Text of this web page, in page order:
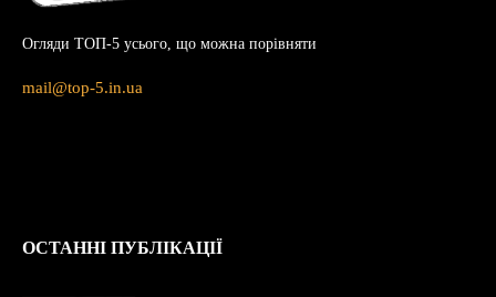
Огляди ТОП-5 усього, що можна порівняти
mail@top-5.in.ua
ОСТАННІ ПУБЛІКАЦІЇ